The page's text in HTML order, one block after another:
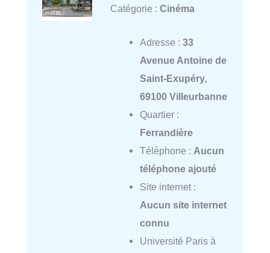
Catégorie : Cinéma
Adresse : 33
Avenue Antoine de
Saint-Exupéry,
69100 Villeurbanne
Quartier :
Ferrandière
Téléphone : Aucun
téléphone ajouté
Site internet :
Aucun site internet
connu
Université Paris à